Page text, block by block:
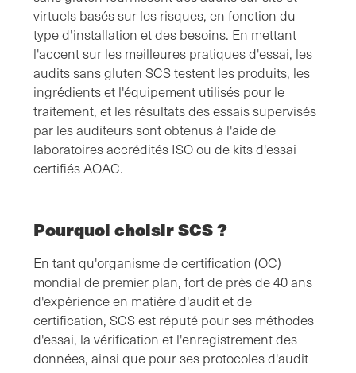
virtuels basés sur les risques, en fonction du
type d'installation et des besoins. En mettant
l'accent sur les meilleures pratiques d'essai, les
audits sans gluten SCS testent les produits, les
ingrédients et l'équipement utilisés pour le
traitement, et les résultats des essais supervisés
par les auditeurs sont obtenus à l'aide de
laboratoires accrédités ISO ou de kits d'essai
certifiés AOAC.
Pourquoi choisir SCS ?
En tant qu'organisme de certification (OC)
mondial de premier plan, fort de près de 40 ans
d'expérience en matière d'audit et de
certification, SCS est réputé pour ses méthodes
d'essai, la vérification et l'enregistrement des
données, ainsi que pour ses protocoles d'audit